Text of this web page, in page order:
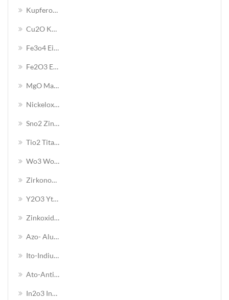
Kupferoxid-Nanopulver
Cu2O Kupferoxid Nanopulver
Fe3o4 Eisenoxid-Schwarz-Nanopulver
Fe2O3 Eisenoxidrot Nanopulver
MgO Magnesiumoxid Nanopulver
Nickeloxid-Nanopulver
Sno2 Zinnoxid-Nanopulver
Tio2 Titanoxid-Nanopulver
Wo3 Wolframoxid-Nanopulver
Zirkonoxid-Nanopulver
Y2O3 Yttriumoxid Nanopulver
Zinkoxid-Nanopulver
Azo- Aluminium-Zinkoxid-Nanopulver
Ito-Indium-Zinnoxid-Nanopulver
Ato-Antimon-Zinnoxid-Nanopulver
In2o3 Indiumoxid-Nanopulver